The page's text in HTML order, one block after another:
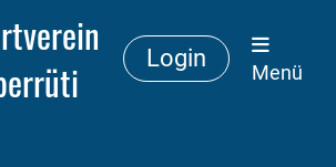
Login
Menü